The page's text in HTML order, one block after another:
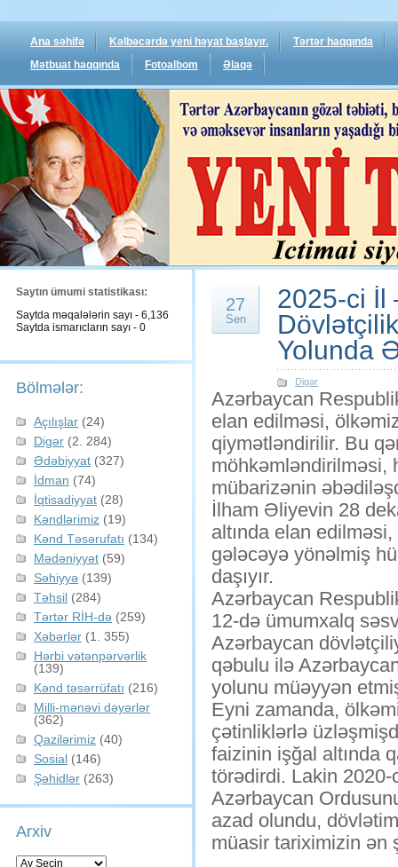
Ana səhifə Kəlbəcərdə yeni həyat başlayır.
Tərtər haqqında
Mətbuat haqqında
Fotoalbom Əlaqə
Saytın ümumi statistikası:
Saytda məqalələrin sayı - 6,136
Saytda ismarıcların sayı - 0
Bölmələr:
Açılışlar (24)
Digər (2. 284)
Ədəbiyyat (327)
İdman (74)
İqtisadiyyat (28)
Kəndlərimiz (19)
Kənd Təsərufatı (134)
Mədəniyyət (59)
Səhiyyə (139)
Təhsil (284)
Tərtər RİH-də (259)
Xəbərlər (1. 355)
Hərbi vətənpərvərlik
(139)
Kənd təsərrüfatı (216)
Milli-mənəvi dəyərlər
(362)
Qazilərimiz (40)
Sosial (146)
Şəhidlər (263)
Arxiv
Arxiv
27
Sen
2025-ci İl
Yolunda
Digər
Azərbaycan
elan edilməsi,
qiymətləndirilir. Bu
möhkəmləndirilməsi,
mübarizənin
İlham Əliyevin 28
altında elan
gələcəyə yönəlmiş
daşıyır.
Azərbaycan
12-də ümumxalq
Azərbaycan
qəbulu ilə
yolunu müəyyən
Eyni zamanda,
çətinliklərlə
faizinin işğal altında
törədirdi. Lakin
Azərbaycan
azad olundu,
müasir tariximizin ən